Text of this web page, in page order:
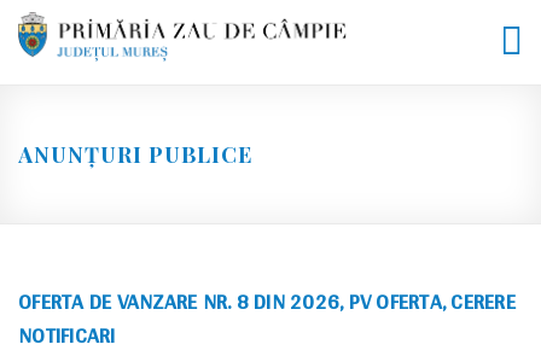
Skip
ANUNȚURI PUBLICE
OFERTA DE VANZARE NR. 8 DIN 2026, PV OFERTA, CERERE
NOTIFICARI